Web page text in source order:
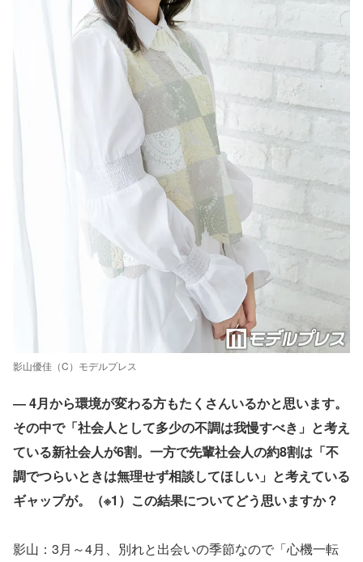
影山優佳（C）モデルプレス
― 4月から環境が変わる方もたくさんいるかと思います。
その中で「社会人として多少の不調は我慢すべき」と考え
ている新社会人が6割。一方で先輩社会人の約8割は「不
調でつらいときは無理せず相談してほしい」と考えている
ギャップが。（※1）この結果についてどう思いますか？
影山：3月～4月、別れと出会いの季節なので「心機一転